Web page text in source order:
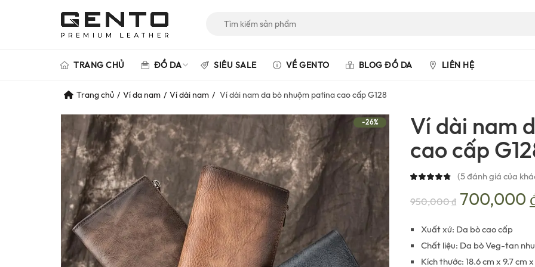
TRANG CHỦ ĐỒ DA SIÊU SALE VỀ GENTO BLOG ĐỒ DA LIÊN HỆ
Trang chủ Ví da nam Ví dài nam Ví dài nam da bò nhuộm patina cao cấp G128
-26% Ví dài nam
cao cấp
(5đánh giá của
950,000₫ Giá
gốc
là:
700,000
Xuất xứ: Da bò cao cấp
Chất liệu: Da bò Veg-tan
Kích thước: 18.6 cm x 9.7 cm